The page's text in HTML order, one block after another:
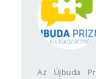
Az Újbuda